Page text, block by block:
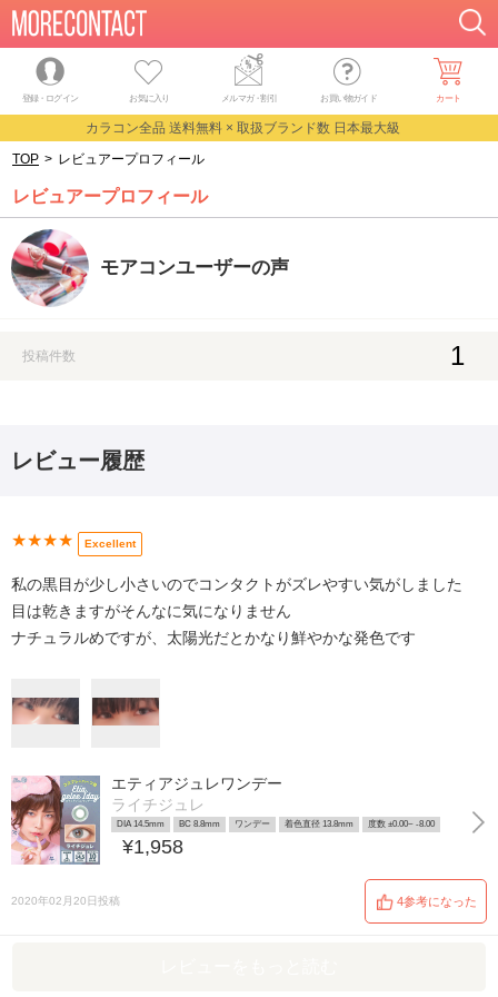
登録・ログイン お気に入り メルマガ・割引 お買い物ガイド カート
カラコン全品 送料無料 × 取扱ブランド数 日本最大級
TOP > レビュアープロフィール
レビュアープロフィール
モアコンユーザーの声
投稿件数 1
レビュー履歴
★★★★ Excellent
私の黒目が少し小さいのでコンタクトがズレやすい気がしました
目は乾きますがそんなに気になりません
ナチュラルめですが、太陽光だとかなり鮮やかな発色です
エティアジュレワンデー
ライチジュレ
DIA 14.5mm BC 8.8mm ワンデー 着色直径 13.8mm 度数 ±0.00~ -8.00
¥1,958
2020年02月20日投稿 4参考になった